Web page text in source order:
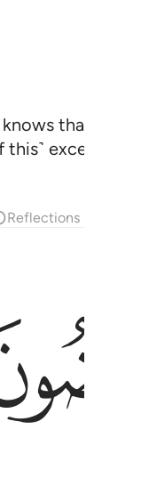
that your
this˺ except
Reflections